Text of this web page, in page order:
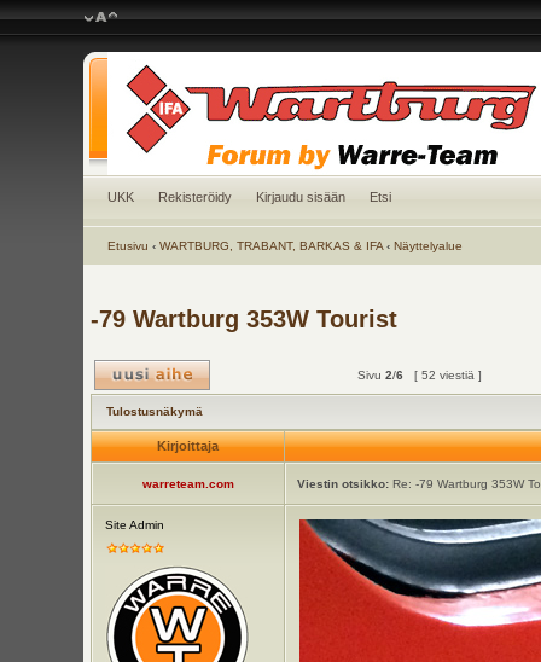
UKK Rekisteröidy Kirjaudu sisään Etsi
Etusivu ‹ WARTBURG, TRABANT, BARKAS & IFA ‹ Näyttelyalue
-79 Wartburg 353W Tourist
Sivu 2/6 [ 52 viestiä ]
Tulostusnäkymä
Kirjoittaja
warreteam.com Viestin otsikko:Re: -79 Wartburg 353W
Site Admin